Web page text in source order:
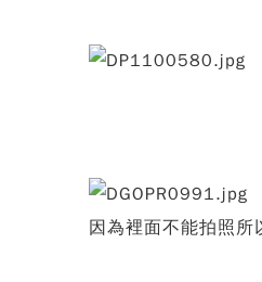
因為裡面不能拍照所